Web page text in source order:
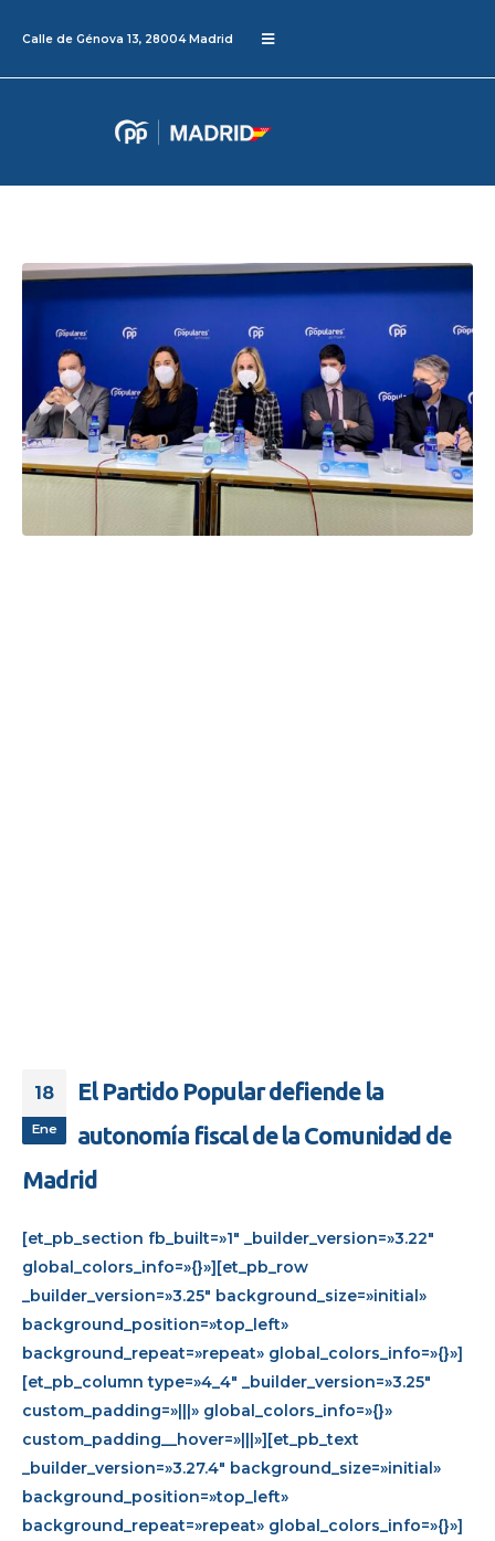
Calle de Génova 13, 28004 Madrid
18
Ene
El Partido Popular defiende la
autonomía fiscal de la Comunidad de
Madrid
[et_pb_section fb_built=»1″ _builder_version=»3.22″
global_colors_info=»{}»][et_pb_row
_builder_version=»3.25″ background_size=»initial»
background_position=»top_left»
background_repeat=»repeat» global_colors_info=»{}»]
[et_pb_column type=»4_4″ _builder_version=»3.25″
custom_padding=»|||» global_colors_info=»{}»
custom_padding__hover=»|||»][et_pb_text
_builder_version=»3.27.4″ background_size=»initial»
background_position=»top_left»
background_repeat=»repeat» global_colors_info=»{}»]